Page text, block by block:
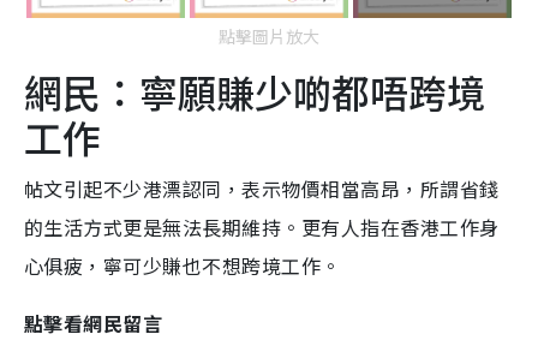
點擊圖片放大
網民：寧願賺少啲都唔跨境
工作
帖文引起不少港漂認同，表示物價相當高昂，所謂省錢
的生活方式更是無法長期維持。更有人指在香港工作身
心俱疲，寧可少賺也不想跨境工作。
點擊看網民留言